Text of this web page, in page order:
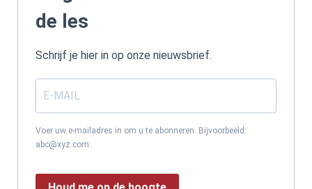
de les
Schrijf je hier in op onze nieuwsbrief.
Voer uw e-mailadres in om u te abonneren. Bijvoorbeeld:
abc@xyz.com.